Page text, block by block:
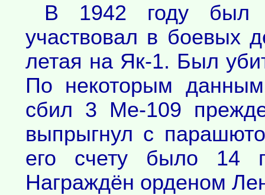
В 1942 году был
участвовал в боевых
летая на Як-1. Был
По некоторым
сбил 3 Ме-109
выпрыгнул с
его счету было 14
Награждён орденом